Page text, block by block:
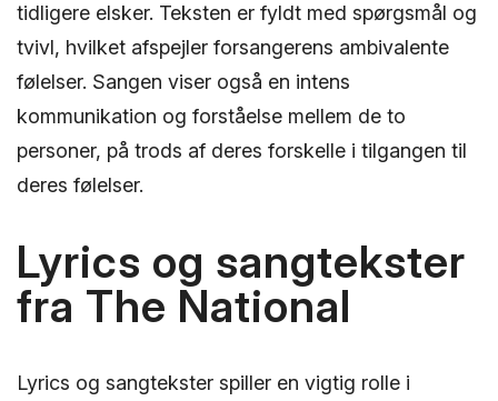
tidligere elsker. Teksten er fyldt med spørgsmål og
tvivl, hvilket afspejler forsangerens ambivalente
følelser. Sangen viser også en intens
kommunikation og forståelse mellem de to
personer, på trods af deres forskelle i tilgangen til
deres følelser.
Lyrics og sangtekster
fra The National
Lyrics og sangtekster spiller en vigtig rolle i